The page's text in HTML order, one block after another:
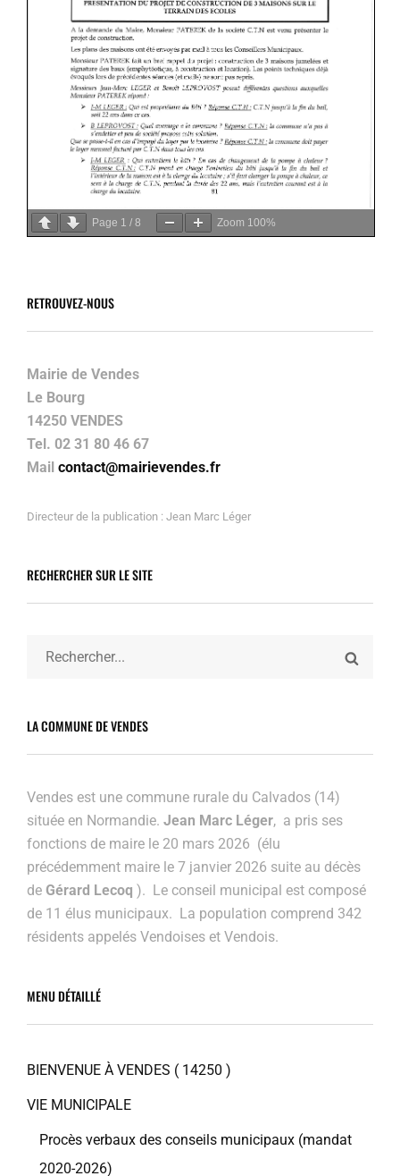
Page 1 / 8 Zoom 100%
RETROUVEZ-NOUS
Mairie de Vendes
Le Bourg
14250 VENDES
Tel. 02 31 80 46 67
Mail contact@mairievendes.fr
Directeur de la publication : Jean Marc Léger
RECHERCHER SUR LE SITE
LA COMMUNE DE VENDES
Vendes est une commune rurale du Calvados (14)
située en Normandie. Jean Marc Léger, a pris ses
fonctions de maire le 20 mars 2026 (élu
précédemment maire le 7 janvier 2026 suite au décès
de Gérard Lecoq ). Le conseil municipal est composé
de 11 élus municipaux. La population comprend 342
résidents appelés Vendoises et Vendois.
MENU DÉTAILLÉ
BIENVENUE À VENDES ( 14250 )
VIE MUNICIPALE
Procès verbaux des conseils municipaux (mandat
2020-2026)